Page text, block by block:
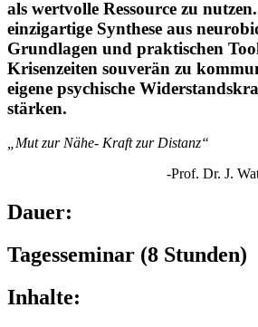
als wertvolle Ressource zu
einzigartige Synthese aus
Grundlagen und praktischen
Krisenzeiten souverän zu
eigene psychische
stärken.
„Mut zur Nähe- Kraft zur Distanz“
-Prof. Dr. J.
Dauer:
Tagesseminar (8 Stunden)
Inhalte: